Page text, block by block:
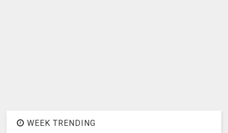
WEEK TRENDING